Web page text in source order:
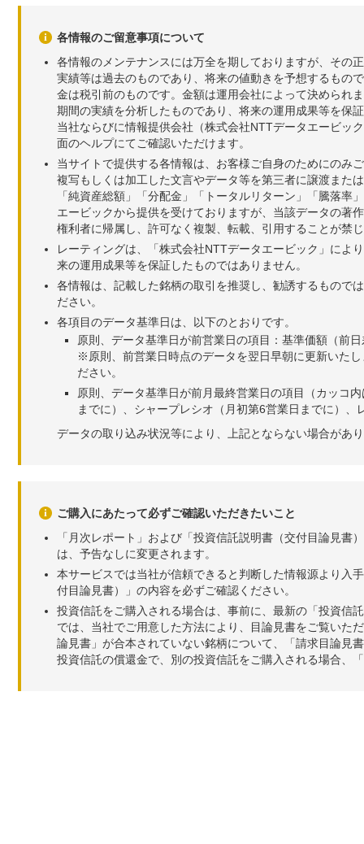
各情報のご留意事項について
各情報のメンテナンスには万全を期しておりますが、その
実績等は過去のものであり、将来の値動きを予想するもの
金は税引前のものです。金額は運用会社によって決められ
期間の実績を分析したものであり、将来の運用成果等を保
当社ならびに情報提供会社（株式会社NTTデータエービッ
面のヘルプにてご確認いただけます。
当サイトで提供する各情報は、お客様ご自身のためにのみ
複写もしくは加工した文言やデータ等を第三者に譲渡また
「純資産総額」「分配金」「トータルリターン」「騰落
エービックから提供を受けておりますが、当該データの著
権利者に帰属し、許可なく複製、転載、引用することが禁
レーティングは、「株式会社NTTデータエービック」によ
来の運用成果等を保証したものではありません。
各情報は、記載した銘柄の取引を推奨し、勧誘するもので
ださい。
各項目のデータ基準日は、以下のとおりです。
原則、データ基準日が前営業日の項目：基準価額（前
※原則、前営業日時点のデータを翌日早朝に更新いた
ださい。
原則、データ基準日が前月最終営業日の項目（カッコ
までに）、シャープレシオ（月初第6営業日までに）
データの取り込み状況等により、上記とならない場合があ
ご購入にあたって必ずご確認いただきたいこと
「月次レポート」および「投資信託説明書（交付目論見
は、予告なしに変更されます。
本サービスでは当社が信頼できると判断した情報源より入
付目論見書）」の内容を必ずご確認ください。
投資信託をご購入される場合は、事前に、最新の「投資信
では、当社でご用意した方法により、目論見書をご覧いた
論見書」が合本されていない銘柄について、「請求目論見
投資信託の償還金で、別の投資信託をご購入される場合、